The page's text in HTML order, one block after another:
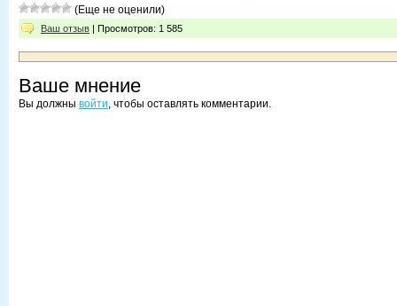
(Еще не оценили)
Ваш отзыв | Просмотров: 1 585
Ваше мнение
Вы должны войти, чтобы оставлять комментарии.